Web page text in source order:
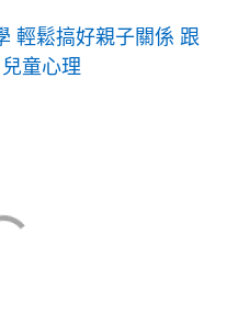
輕鬆搞好親子關係 跟
童心理